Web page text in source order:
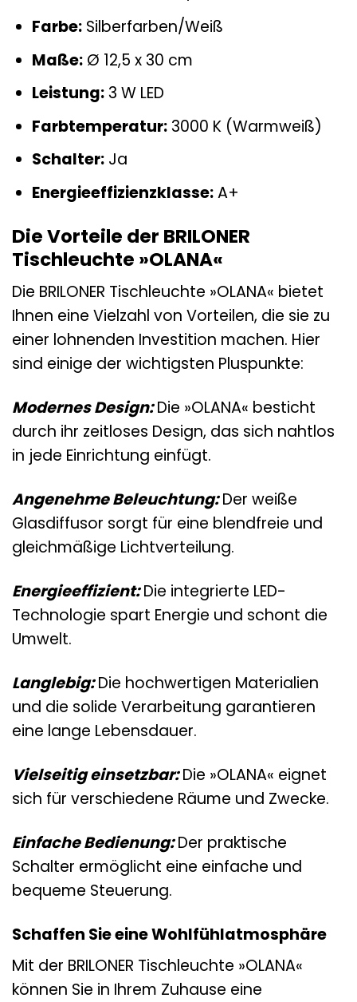
Farbe:Silberfarben/Weiß
Maße:Ø 12,5 x 30 cm
Leistung:3 W LED
Farbtemperatur:3000 K (Warmweiß)
Schalter:Ja
Energieeffizienzklasse:A+
Die Vorteile der BRILONER
Tischleuchte »OLANA«
Die BRILONER Tischleuchte »OLANA« bietet
Ihnen eine Vielzahl von Vorteilen, die sie zu
einer lohnenden Investition machen. Hier
sind einige der wichtigsten Pluspunkte:
Modernes Design:Die »OLANA« besticht
durch ihr zeitloses Design, das sich nahtlos
in jede Einrichtung einfügt.
Angenehme Beleuchtung:Der weiße
Glasdiffusor sorgt für eine blendfreie und
gleichmäßige Lichtverteilung.
Energieeffizient:Die integrierte LED-
Technologie spart Energie und schont die
Umwelt.
Langlebig:Die hochwertigen Materialien
und die solide Verarbeitung garantieren
eine lange Lebensdauer.
Vielseitig einsetzbar:Die »OLANA« eignet
sich für verschiedene Räume und Zwecke.
Einfache Bedienung:Der praktische
Schalter ermöglicht eine einfache und
bequeme Steuerung.
Schaffen Sie eine Wohlfühlatmosphäre
Mit der BRILONER Tischleuchte »OLANA«
können Sie in Ihrem Zuhause eine